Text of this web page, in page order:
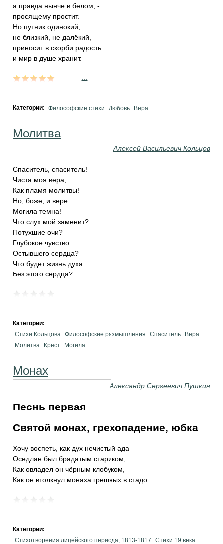
а правда нынче в белом, -
просящему простит.
Но путник одинокий,
не близкий, не далёкий,
приносит в скорби радость
и мир в душе хранит.
Категории: Философские стихи Любовь Вера
Молитва
Алексей Васильевич Кольцов
Спаситель, спаситель!
Чиста моя вера,
Как пламя молитвы!
Но, боже, и вере
Могила темна!
Что слух мой заменит?
Потухшие очи?
Глубокое чувство
Остывшего сердца?
Что будет жизнь духа
Без этого сердца?
Категории:
Стихи Кольцова Философские размышления Спаситель
Вера
Молитва
Крест Могила
Монах
Александр Сергеевич Пушкин
Песнь первая
Святой монах, грехопадение, юбка
Хочу воспеть, как дух нечистый ада
Оседлан был брадатым стариком,
Как овладел он чёрным клобуком,
Как он втолкнул монаха грешных в стадо.
Категории:
Стихотворения лицейского периода, 1813-1817
Стихи 19 века